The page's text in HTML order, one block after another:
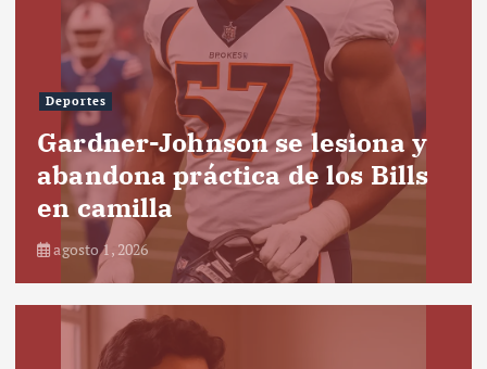
Deportes
Gardner-Johnson se lesiona y
abandona práctica de los Bills
en camilla
agosto 1, 2026